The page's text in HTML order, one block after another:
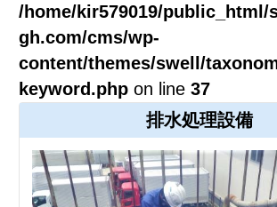
/home/kir579019/public_html/
gh.com/cms/wp-
content/themes/swell/
keyword.phpon line 37
排水処理設備